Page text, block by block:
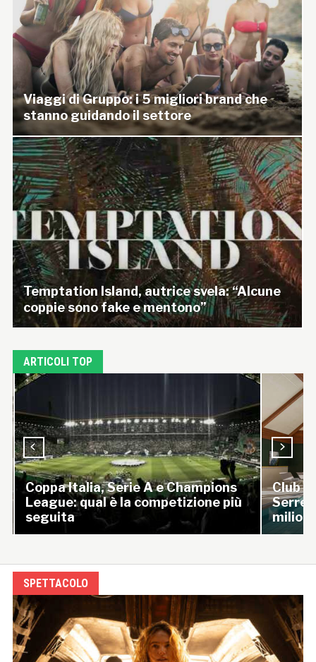
Viaggi di Gruppo: i 5 migliori brand che
stanno guidando il settore
Temptation Island, autrice svela: “Alcune
coppie sono fake e mentono”
ARTICOLI TOP
Coppa Italia, Serie A e Champions
League: qual è la competizione più
seguita
Club
Serre
milioni
SPETTACOLO